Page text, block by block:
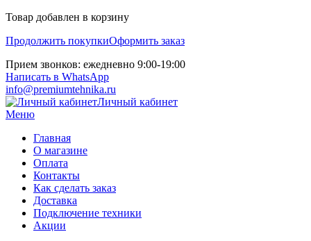
Товар добавлен в корзину
Продолжить покупкиОформить заказ
Прием звонков: ежедневно 9:00-19:00
Написать в WhatsApp
info@premiumtehnika.ru
Личный кабинет
Меню
Главная
О магазине
Оплата
Контакты
Как сделать заказ
Доставка
Подключение техники
Акции